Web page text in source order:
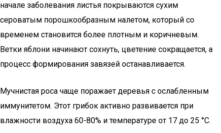
начале заболевания листья покрываются сухим
сероватым порошкообразным налетом, который со
временем становится более плотным и коричневым.
Ветки яблони начинают сохнуть, цветение сокращается, а
процесс формирования завязей останавливается.
Мучнистая роса чаще поражает деревья с ослабленным
иммунитетом. Этот грибок активно развивается при
влажности воздуха 60-80% и температуре от 17 до 25 °С.